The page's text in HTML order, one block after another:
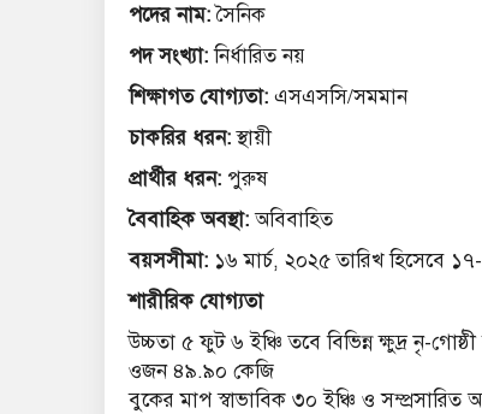
পদের নাম:সৈনিক
পদ সংখ্যা:নির্ধারিত নয়
শিক্ষাগত যোগ্যতা: এসএসসি/সমমান
চাকরির ধরন:স্থায়ী
প্রার্থীর ধরন: পুরুষ
বৈবাহিক অবস্থা:অবিবাহিত
বয়সসীমা: ১৬ মার্চ, ২০২৫ তারিখ হিসেবে
শারীরিক যোগ্যতা
উচ্চতা ৫ ফুট ৬ ইঞ্চি তবে বিভিন্ন ক্ষুদ্র নৃ-
ওজন ৪৯.৯০ কেজি
বুকের মাপ স্বাভাবিক ৩০ ইঞ্চি ও সম্প্রসারিত